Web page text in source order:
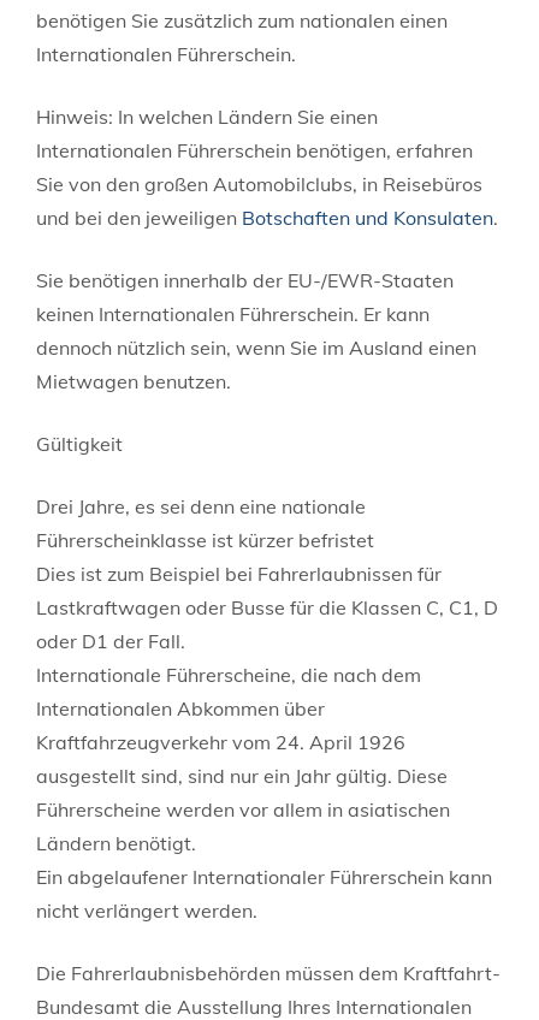
benötigen Sie zusätzlich zum nationalen einen
Internationalen Führerschein.
Hinweis: In welchen Ländern Sie einen
Internationalen Führerschein benötigen, erfahren
Sie von den großen Automobilclubs, in Reisebüros
und bei den jeweiligen Botschaften und Konsulaten.
Sie benötigen innerhalb der EU-/EWR-Staaten
keinen Internationalen Führerschein. Er kann
dennoch nützlich sein, wenn Sie im Ausland einen
Mietwagen benutzen.
Gültigkeit
Drei Jahre, es sei denn eine nationale
Führerscheinklasse ist kürzer befristet
Dies ist zum Beispiel bei Fahrerlaubnissen für
Lastkraftwagen oder Busse für die Klassen C, C1, D
oder D1 der Fall.
Internationale Führerscheine, die nach dem
Internationalen Abkommen über
Kraftfahrzeugverkehr vom 24. April 1926
ausgestellt sind, sind nur ein Jahr gültig. Diese
Führerscheine werden vor allem in asiatischen
Ländern benötigt.
Ein abgelaufener Internationaler Führerschein kann
nicht verlängert werden.
Die Fahrerlaubnisbehörden müssen dem Kraftfahrt-
Bundesamt die Ausstellung Ihres Internationalen